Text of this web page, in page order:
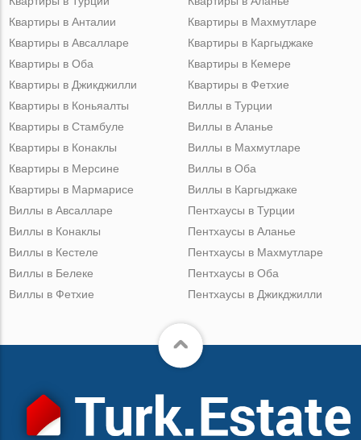
Квартиры в Анталии
Квартиры в Авсалларе
Квартиры в Оба
Квартиры в Джикджилли
Квартиры в Махмутларе
Квартиры в Каргыджаке
Квартиры в Кемере
Квартиры в Фетхие
Квартиры в Коньяалты
Квартиры в Стамбуле
Квартиры в Конаклы
Квартиры в Мерсине
Квартиры в Мармарисе
Виллы в Турции
Виллы в Аланье
Виллы в Махмутларе
Виллы в Оба
Виллы в Каргыджаке
Виллы в Авсалларе
Виллы в Конаклы
Виллы в Кестеле
Виллы в Белеке
Виллы в Фетхие
Пентхаусы в Турции
Пентхаусы в Аланье
Пентхаусы в Махмутларе
Пентхаусы в Оба
Пентхаусы в Джикджилли